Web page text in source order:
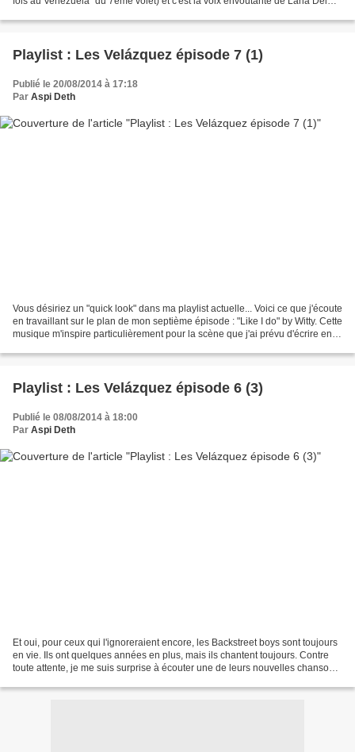
Playlist : Les Velázquez épisode 7 (1)
Publié le 20/08/2014 à 17:18
Par Aspi Deth
Vous désiriez un "quick look" dans ma playlist actuelle... Voici ce que j'écoute
en travaillant sur le plan de mon septième épisode : "Like I do" by Witty. Cette
musique m'inspire particulièrement pour la scène que j'ai prévu d'écrire en
Playlist : Les Velázquez épisode 6 (3)
Publié le 08/08/2014 à 18:00
Par Aspi Deth
Et oui, pour ceux qui l'ignoreraient encore, les Backstreet boys sont toujours
en vie. Ils ont quelques années en plus, mais ils chantent toujours. Contre
toute attente, je me suis surprise à écouter une de leurs nouvelles chansons.